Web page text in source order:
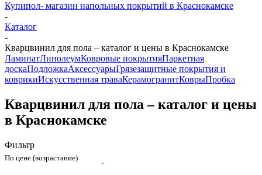
Купипол- магазин напольных покрытий в Краснокамске
-
Каталог
-
Кварцвинил для пола – каталог и цены в Краснокамске
ЛаминатЛинолеумКовровые покрытияПаркетная
доскаПодложкаАксессуарыГрязезащитные покрытия и
коврикиИскусственная траваКерамогранитКоврыПробка
Кварцвинил для пола – каталог и цены
в Краснокамске
Фильтр
По цене (возрастание)